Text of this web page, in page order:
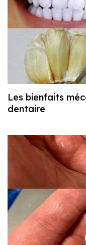
Les bienfaits
dentaire